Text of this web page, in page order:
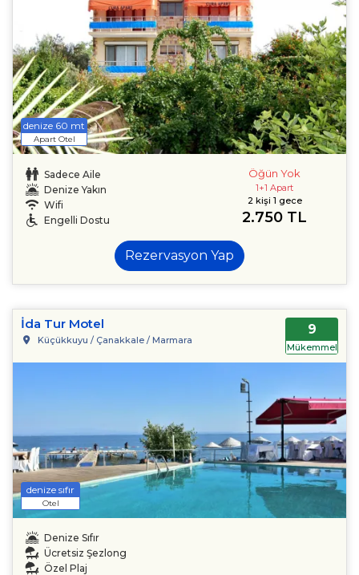
denize 60 mt
Apart Otel
Sadece Aile
Denize Yakın
Wifi
Engelli Dostu
Öğün Yok
1+1 Apart
2 kişi 1 gece
2.750 TL
Rezervasyon Yap
İda Tur Motel
Küçükkuyu / Çanakkale / Marmara
9
Mükemmel
denize sıfır
Otel
Denize Sıfır
Ücretsiz Şezlong
Özel Plaj